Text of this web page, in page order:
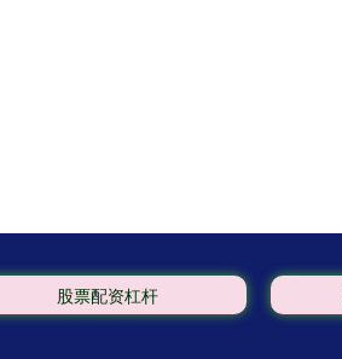
股票配资杠杆